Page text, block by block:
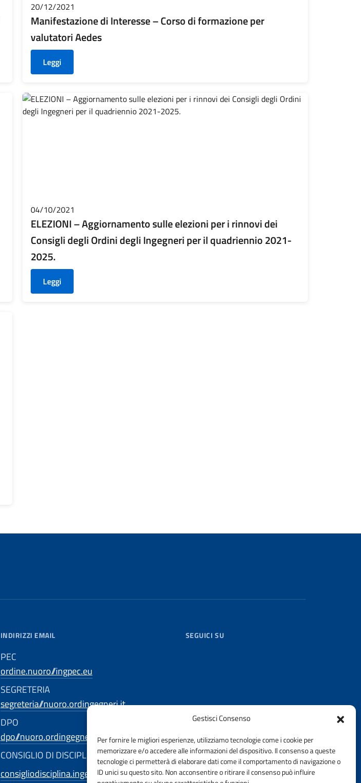
Gestisci Consenso
Per fornire le migliori esperienze, utilizziamo tecnologie come i cookie per
memorizzare e/o accedere alle informazioni del dispositivo. Il consenso a queste
tecnologie ci permetterà di elaborare dati come il comportamento di navigazione o
ID unici su questo sito. Non acconsentire o ritirare il consenso può influire
20/12/2021
Manifestazione di Interesse – Corso di formazione per
valutatori Aedes
Leggi
04/10/2021
ELEZIONI – Aggiornamento sulle elezioni per i rinnovi dei
Consigli degli Ordini degli Ingegneri per il quadriennio 2021-
2025.
Leggi
INDIRIZZI EMAIL
PEC
ordine.nuoro//ingpec.eu
SEGRETERIA
segreteria//nuoro.ordingegneri.it
DPO
dpo//nuoro.ordingegneri.it
CONSIGLIO DI DISCIPLINA TERRITORIALE
consigliodisciplina.ingegnerinuoro//ingpec.eu
SEGUICI SU